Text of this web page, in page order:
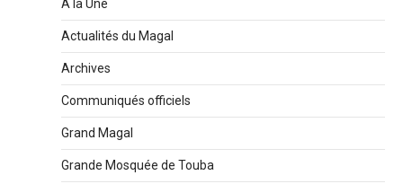
À la Une
Actualités du Magal
Archives
Communiqués officiels
Grand Magal
Grande Mosquée de Touba